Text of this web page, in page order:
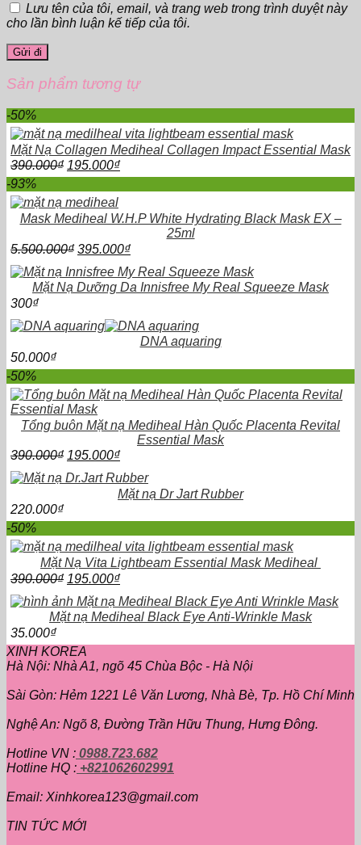
Lưu tên của tôi, email, và trang web trong trình duyệt này
cho lần bình luận kế tiếp của tôi.
Sản phẩm tương tự
-50%
Mặt Nạ Collagen Mediheal Collagen Impact Essential Mask
390.000₫ Giá
gốc
là:
390.000₫.
195.000₫Giá
hiện
tại
195.000₫.
-93%
Mask Mediheal W.H.P White Hydrating Black Mask EX –
25ml
5.500.000₫ Giá
là:
5.500.000₫.
395.000₫Giá
tại
là:
Mặt Nạ Dưỡng Da Innisfree My Real Squeeze Mask
300₫
DNA aquaring
50.000₫
-50%
Tổng buôn Mặt nạ Mediheal Hàn Quốc Placenta Revital
Essential Mask
390.000₫ Giá
là:
390.000₫.
195.000₫Giá
tại
là:
Mặt nạ Dr Jart Rubber
220.000₫
-50%
Mặt Nạ Vita Lightbeam Essential Mask Mediheal
390.000₫ Giá
là:
390.000₫.
195.000₫Giá
tại
là:
Mặt nạ Mediheal Black Eye Anti-Wrinkle Mask
35.000₫
XINH KOREA
Hà Nội: Nhà A1, ngõ 45 Chùa Bộc - Hà Nội
Sài Gòn: Hẻm 1221 Lê Văn Lương, Nhà Bè, Tp. Hồ Chí Minh
Nghệ An: Ngõ 8, Đường Trần Hữu Thung, Hưng Đông.
Hotline VN : 0988.723.682
Hotline HQ : +821062602991
Email: Xinhkorea123@gmail.com
TIN TỨC MỚI